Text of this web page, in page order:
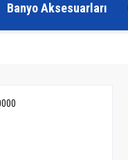
Banyo Aksesuarları